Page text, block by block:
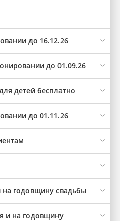
до 16.12.26
до 01.09.26
детей бесплатно
до 01.11.26
годовщину свадьбы
и на годовщину